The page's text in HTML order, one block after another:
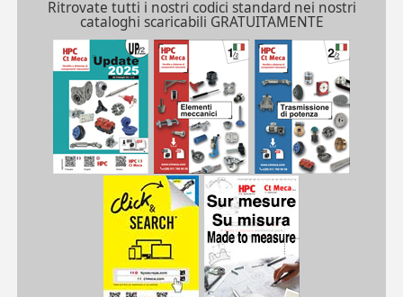
Ritrovate tutti i nostri codici standard nei nostri
cataloghi scaricabili GRATUITAMENTE